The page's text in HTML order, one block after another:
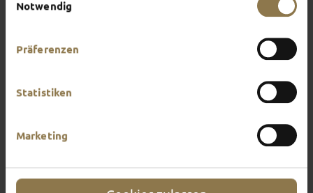
Notwendig
Präferenzen
Statistiken
Marketing